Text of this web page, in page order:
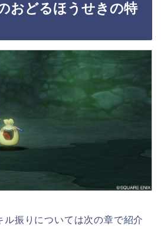
おどるほうせきの特
ル振りについては次の章で紹介